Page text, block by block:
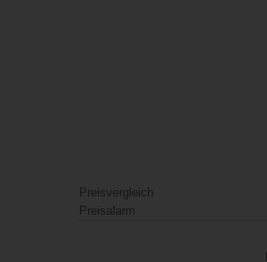
Preisvergleich
Preisalarm